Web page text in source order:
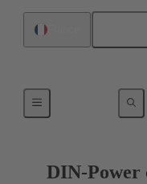
Raccordement
DIN-Power